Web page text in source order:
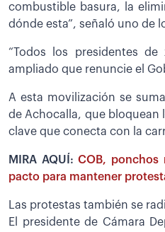
combustible basura, la
dónde esta”, señaló uno de
“Todos los presidentes
ampliado que renuncie el
A esta movilización se
de Achocalla, que bloquean
clave que conecta con la
MIRA AQUÍ:COB, ponchos
pacto para mantener
Las protestas también se
El presidente de Cámara